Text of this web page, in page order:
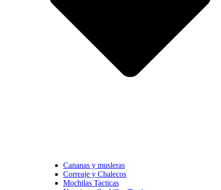
Cananas y musleras
Correaje y Chalecos
Mochilas Tacticas